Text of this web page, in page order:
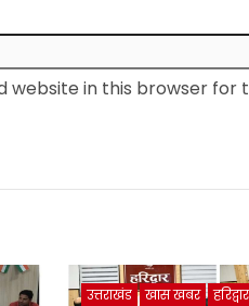
website in this browser
उत्तराखंड खास खबर हरिद्वार